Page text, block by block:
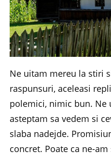
Ne uitam mereu la stiri
raspunsuri, aceleasi
polemici, nimic bun. Ne
asteptam sa vedem si
slaba nadejde.
concret. Poate ca ne-